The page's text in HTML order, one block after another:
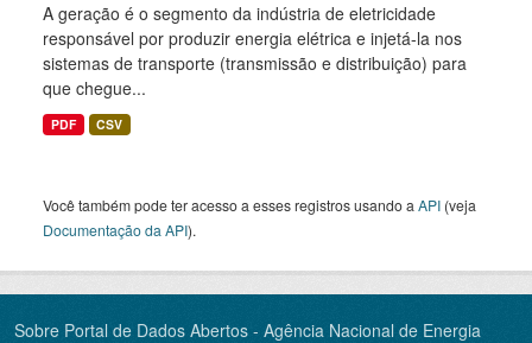
A geração é o segmento da indústria de eletricidade
responsável por produzir energia elétrica e injetá-la nos
sistemas de transporte (transmissão e distribuição) para
que chegue...
PDF CSV
Você também pode ter acesso a esses registros usando a API (veja
Documentação da API).
Sobre Portal de Dados Abertos - Agência Nacional de Energia